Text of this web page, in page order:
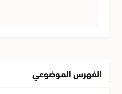
الفهرس الموضوعي